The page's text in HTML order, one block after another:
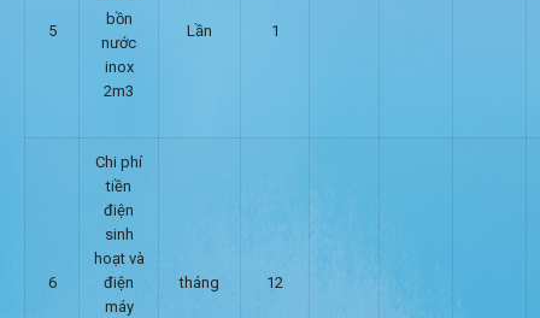
5
bồn
nước
inox
2m3
Lần 1
6
Chi phí
tiền
điện
sinh
hoạt và
điện
máy
tháng 12